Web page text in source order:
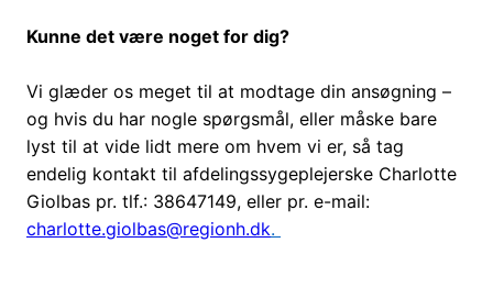
Kunne det være noget for dig?
Vi glæder os meget til at modtage din ansøgning –
og hvis du har nogle spørgsmål, eller måske bare
lyst til at vide lidt mere om hvem vi er, så tag
endelig kontakt til afdelingssygeplejerske Charlotte
Giolbas pr. tlf.: 38647149, eller pr. e-mail:
charlotte.giolbas@regionh.dk.